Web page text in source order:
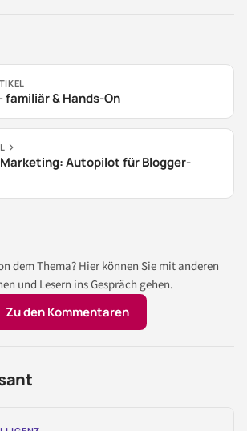
familiär & Hands-On
Autopilot für Blogger-
dem Thema? Hier können Sie mit anderen
und Lesern ins Gespräch gehen.
Zu den Kommentaren